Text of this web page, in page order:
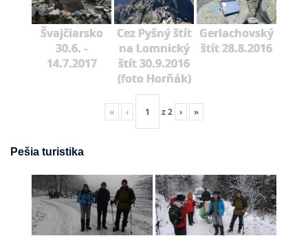
Švajčiarsko
30.6. -
14.7.2017
Cez Pyšný štít
na Lomnický
štít 30.9.2016
(foto Horňák)
Gerlachovský
štít 28.8.2016
« ‹ z2 › »
Pešia turistika